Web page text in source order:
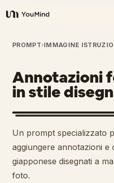
YouMind
Panoramica
Casi d'uso
Abilità
Prompt
Prezzi
PROMPT›IMMAGINE
Annotazioni
in stile
Un prompt specializzato
aggiungere annotazioni e
giapponese disegnati a
foto.